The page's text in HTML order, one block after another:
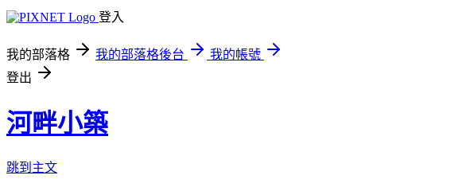
登入
我的部落格 我的部落格後台
我的帳號
登出
河畔小築
跳到主文